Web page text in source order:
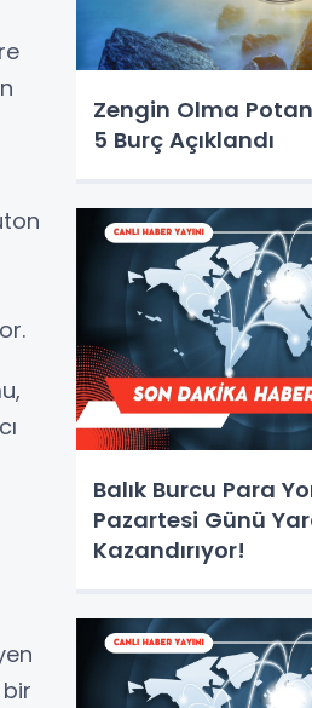
Zengin Olma
5 Burç Açıklandı
Balık Burcu Para
Pazartesi Günü
Kazandırıyor!